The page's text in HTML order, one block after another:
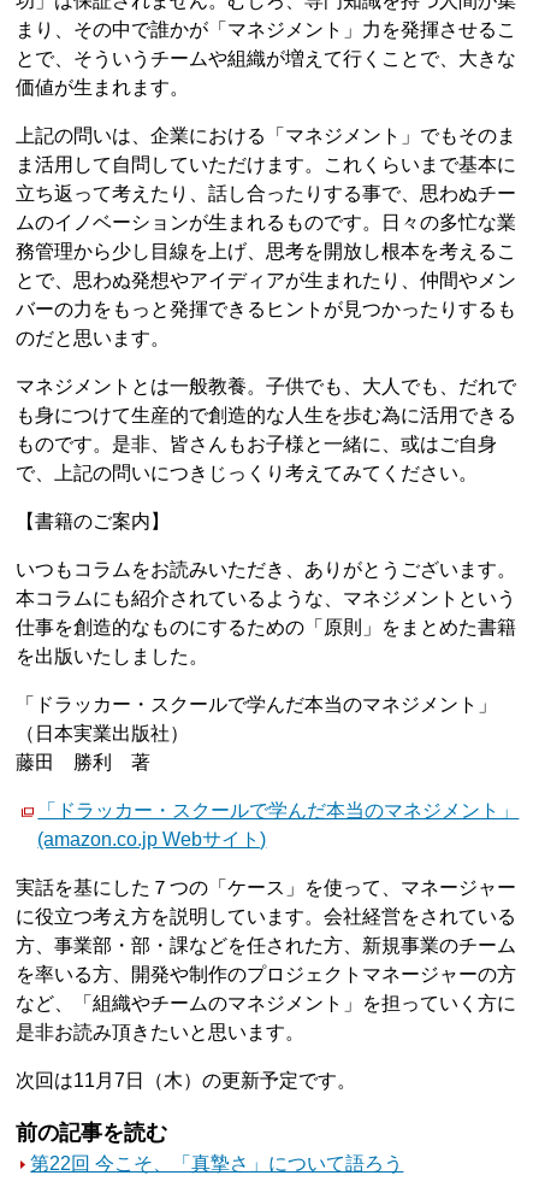
まり、その中で誰かが「マネジメント」力を発揮させるこ
とで、そういうチームや組織が増えて行くことで、大きな
価値が生まれます。
上記の問いは、企業における「マネジメント」でもそのま
ま活用して自問していただけます。これくらいまで基本に
立ち返って考えたり、話し合ったりする事で、思わぬチー
ムのイノベーションが生まれるものです。日々の多忙な業
務管理から少し目線を上げ、思考を開放し根本を考えるこ
とで、思わぬ発想やアイディアが生まれたり、仲間やメン
バーの力をもっと発揮できるヒントが見つかったりするも
のだと思います。
マネジメントとは一般教養。子供でも、大人でも、だれで
も身につけて生産的で創造的な人生を歩む為に活用できる
ものです。是非、皆さんもお子様と一緒に、或はご自身
で、上記の問いにつきじっくり考えてみてください。
【書籍のご案内】
いつもコラムをお読みいただき、ありがとうございます。
本コラムにも紹介されているような、マネジメントという
仕事を創造的なものにするための「原則」をまとめた書籍
を出版いたしました。
「ドラッカー・スクールで学んだ本当のマネジメント」
（日本実業出版社）
藤田 勝利 著
「ドラッカー・スクールで学んだ本当のマネジメント」
(amazon.co.jp Webサイト)
実話を基にした７つの「ケース」を使って、マネージャー
に役立つ考え方を説明しています。会社経営をされている
方、事業部・部・課などを任された方、新規事業のチーム
を率いる方、開発や制作のプロジェクトマネージャーの方
など、「組織やチームのマネジメント」を担っていく方に
是非お読み頂きたいと思います。
次回は11月7日（木）の更新予定です。
前の記事を読む
第22回 今こそ、「真摯さ」について語ろう